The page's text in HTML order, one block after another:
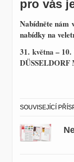
pro vás
Nabídněte nám
nabídky na
31. května –
DÜSSELDORF
SOUVISEJÍCÍ